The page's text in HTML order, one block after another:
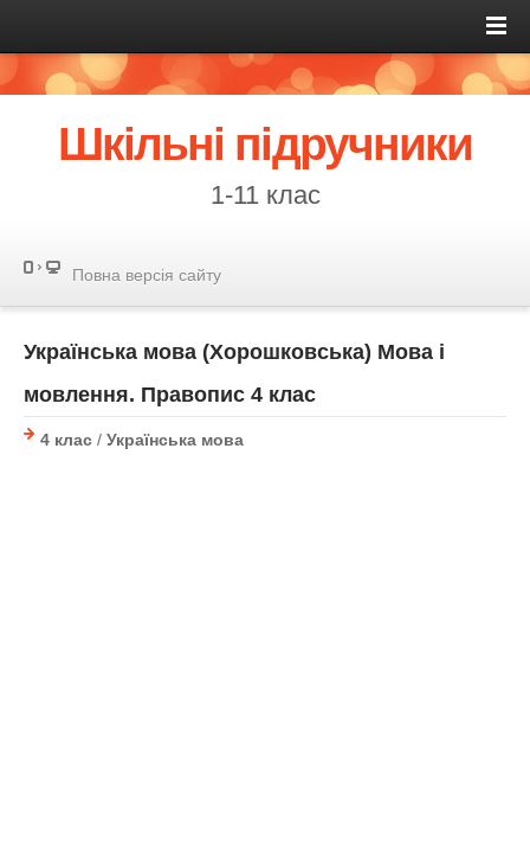
Шкільні підручники
1-11 клас
Повна версія сайту
Українська мова (Хорошковська) Мова і
мовлення. Правопис 4 клас
4 клас / Українська мова